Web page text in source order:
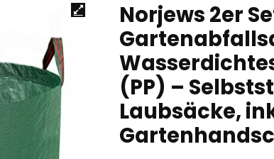
Norjews 2er
(PP) –
Laubsäcke,